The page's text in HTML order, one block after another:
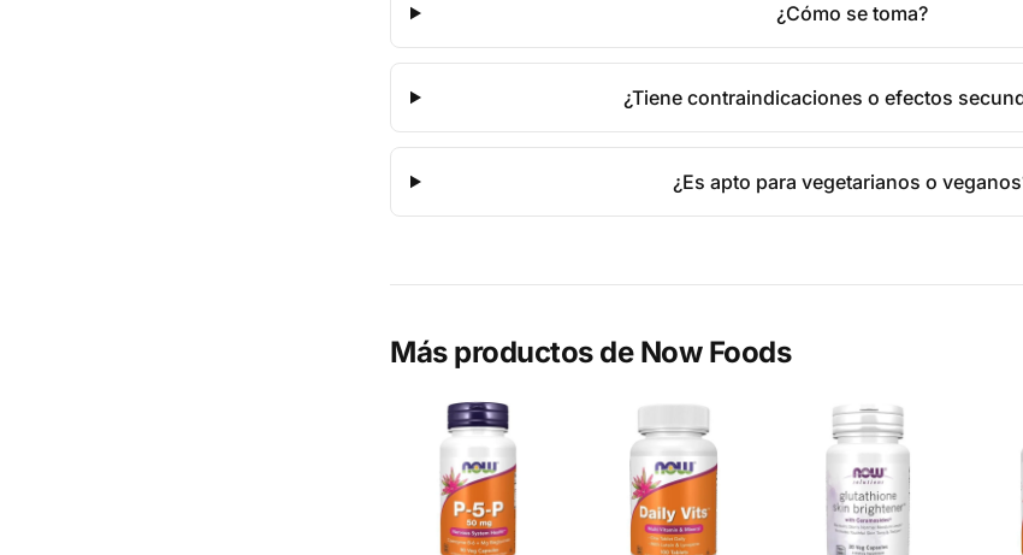
¿Cómo se toma?
¿Tiene contraindicaciones o efectos
¿Es apto para vegetarianos o
Más productos de Now Foods